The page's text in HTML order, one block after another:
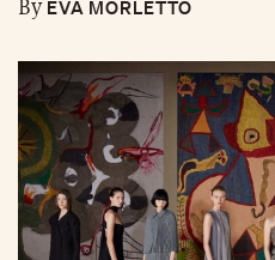
ByEVA MORLETTO